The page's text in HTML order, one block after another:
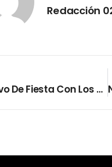
Redacción
La Música Estuvo De Fiesta Con Los Grammys 2022